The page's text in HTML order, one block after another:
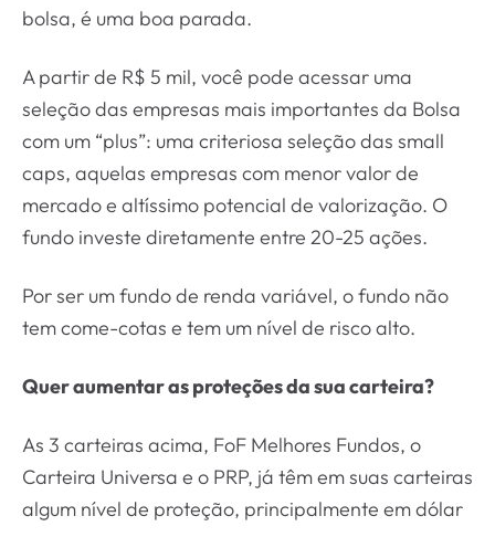
bolsa, é uma boa parada.
A partir de R$ 5 mil, você pode acessar uma
seleção das empresas mais importantes da Bolsa
com um “plus”: uma criteriosa seleção das small
caps, aquelas empresas com menor valor de
mercado e altíssimo potencial de valorização. O
fundo investe diretamente entre 20-25 ações.
Por ser um fundo de renda variável, o fundo não
tem come-cotas e tem um nível de risco alto.
Quer aumentar as proteções da sua carteira?
As 3 carteiras acima, FoF Melhores Fundos, o
Carteira Universa e o PRP, já têm em suas carteiras
algum nível de proteção, principalmente em dólar